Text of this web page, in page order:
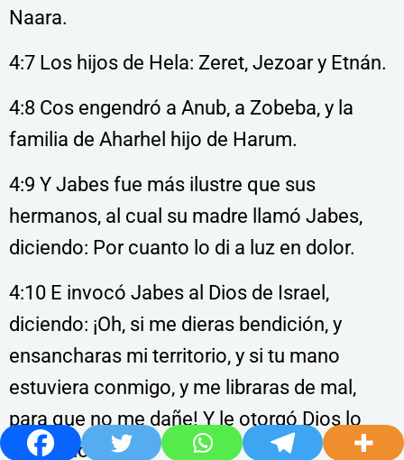
Naara.
4:7 Los hijos de Hela: Zeret, Jezoar y Etnán.
4:8 Cos engendró a Anub, a Zobeba, y la
familia de Aharhel hijo de Harum.
4:9 Y Jabes fue más ilustre que sus
hermanos, al cual su madre llamó Jabes,
diciendo: Por cuanto lo di a luz en dolor.
4:10 E invocó Jabes al Dios de Israel,
diciendo: ¡Oh, si me dieras bendición, y
ensancharas mi territorio, y si tu mano
estuviera conmigo, y me libraras de mal,
para que no me dañe! Y le otorgó Dios lo
que pidió.